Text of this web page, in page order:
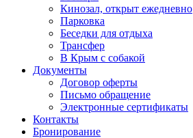
Кинозал, открыт ежедневно
Парковка
Беседки для отдыха
Трансфер
В Крым с собакой
Документы
Договор оферты
Письмо обращение
Электронные сертификаты
Контакты
Бронирование